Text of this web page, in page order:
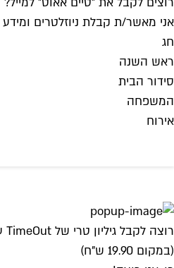
אני מאשר/ת קבלת ניוזלטרים
חג
ראש השנה
סידור הבית
המשפחה
אירוח
רוצה לקבל גיליון טרי של TimeOut עד הבית ב-9.90 ש"ח בלבד?
(במקום 19.90 ש"ח)